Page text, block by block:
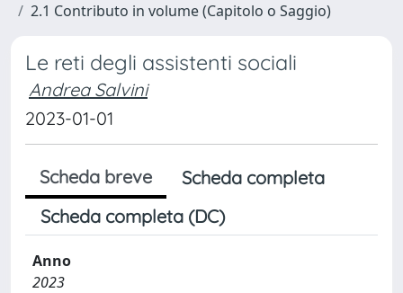
2.1 Contributo in volume (Capitolo o Saggio)
Le reti degli assistenti sociali
Andrea Salvini
2023-01-01
Scheda breve
Scheda completa
Scheda completa (DC)
Anno
2023